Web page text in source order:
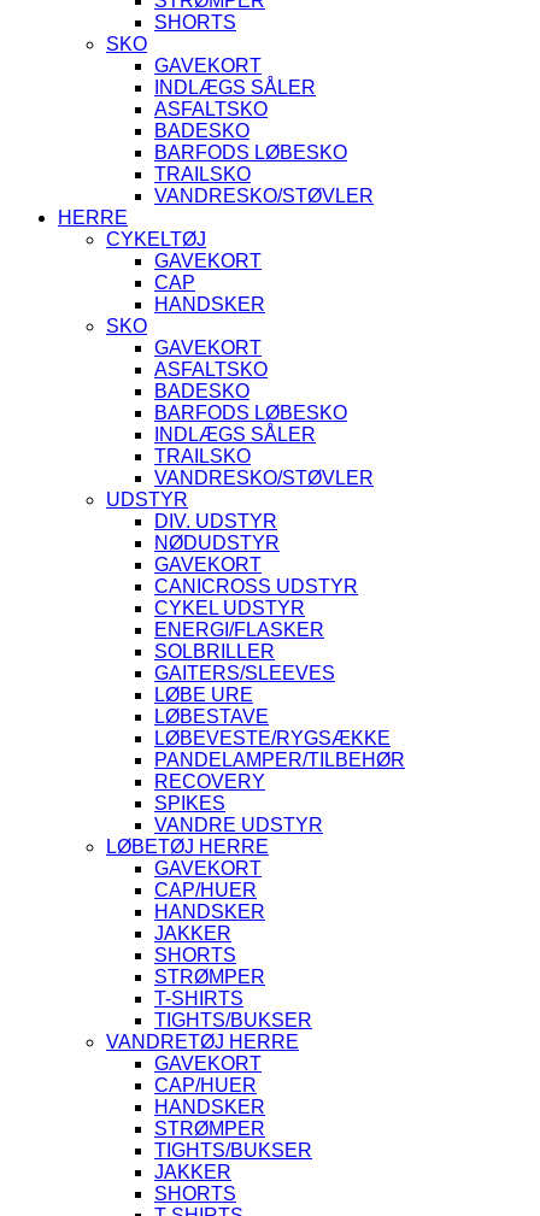
SHORTS
SKO
GAVEKORT
INDLÆGS SÅLER
ASFALTSKO
BADESKO
BARFODS LØBESKO
TRAILSKO
VANDRESKO/STØVLER
HERRE
CYKELTØJ
GAVEKORT
CAP
HANDSKER
SKO
GAVEKORT
ASFALTSKO
BADESKO
BARFODS LØBESKO
INDLÆGS SÅLER
TRAILSKO
VANDRESKO/STØVLER
UDSTYR
DIV. UDSTYR
NØDUDSTYR
GAVEKORT
CANICROSS UDSTYR
CYKEL UDSTYR
ENERGI/FLASKER
SOLBRILLER
GAITERS/SLEEVES
LØBE URE
LØBESTAVE
LØBEVESTE/RYGSÆKKE
PANDELAMPER/TILBEHØR
RECOVERY
SPIKES
VANDRE UDSTYR
LØBETØJ HERRE
GAVEKORT
CAP/HUER
HANDSKER
JAKKER
SHORTS
STRØMPER
T-SHIRTS
TIGHTS/BUKSER
VANDRETØJ HERRE
GAVEKORT
CAP/HUER
HANDSKER
STRØMPER
TIGHTS/BUKSER
JAKKER
SHORTS